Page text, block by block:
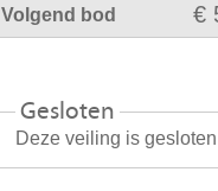
Volgend bod €
Gesloten
Deze veiling is